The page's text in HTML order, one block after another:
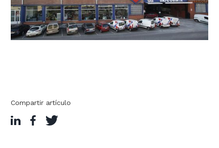
Compartir artículo